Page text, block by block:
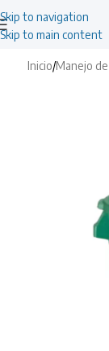
Skip to navigation
Skip to main content
Inicio/Manejo